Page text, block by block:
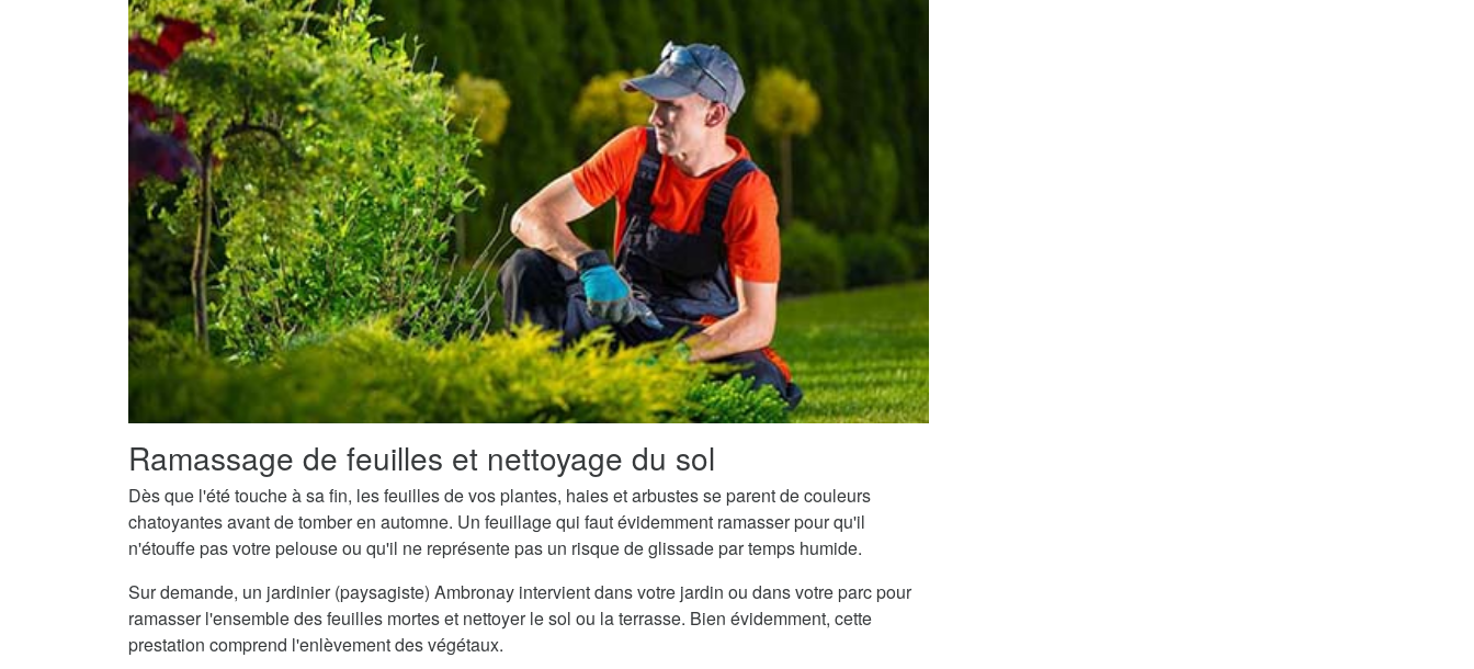
Ramassage de feuilles et nettoyage du sol
Dès que l'été touche à sa fin, les feuilles de vos plantes, haies et arbustes se parent de couleurs
chatoyantes avant de tomber en automne. Un feuillage qui faut évidemment ramasser pour qu'il
n'étouffe pas votre pelouse ou qu'il ne représente pas un risque de glissade par temps humide.
Sur demande, un jardinier (paysagiste) Ambronay intervient dans votre jardin ou dans votre parc pour
ramasser l'ensemble des feuilles mortes et nettoyer le sol ou la terrasse. Bien évidemment, cette
prestation comprend l'enlèvement des végétaux.